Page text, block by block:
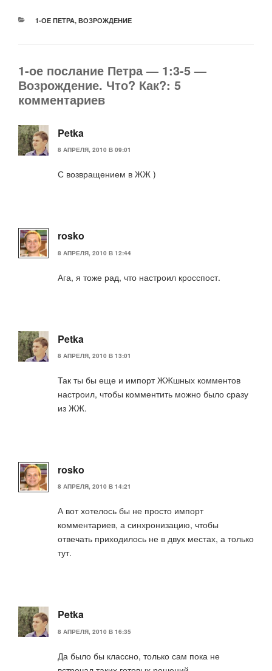
РУБРИКИ
1-ОЕ ПЕТРА, ВОЗРОЖДЕНИЕ
1-ое послание Петра — 1:3-5 —
Возрождение. Что? Как?: 5
комментариев
Petka
8 АПРЕЛЯ, 2010 В 09:01
С возвращением в ЖЖ )
rosko
8 АПРЕЛЯ, 2010 В 12:44
Ага, я тоже рад, что настроил кросспост.
Petka
8 АПРЕЛЯ, 2010 В 13:01
Так ты бы еще и импорт ЖЖшных комментов
настроил, чтобы комментить можно было сразу
из ЖЖ.
rosko
8 АПРЕЛЯ, 2010 В 14:21
А вот хотелось бы не просто импорт
комментариев, а синхронизацию, чтобы
отвечать приходилось не в двух местах, а только
тут.
Petka
8 АПРЕЛЯ, 2010 В 16:35
Да было бы классно, только сам пока не